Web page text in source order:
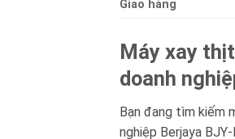
Giao hàng
Máy xay
doanh
Bạn đang tìm kiếm
nghiệp Berjaya